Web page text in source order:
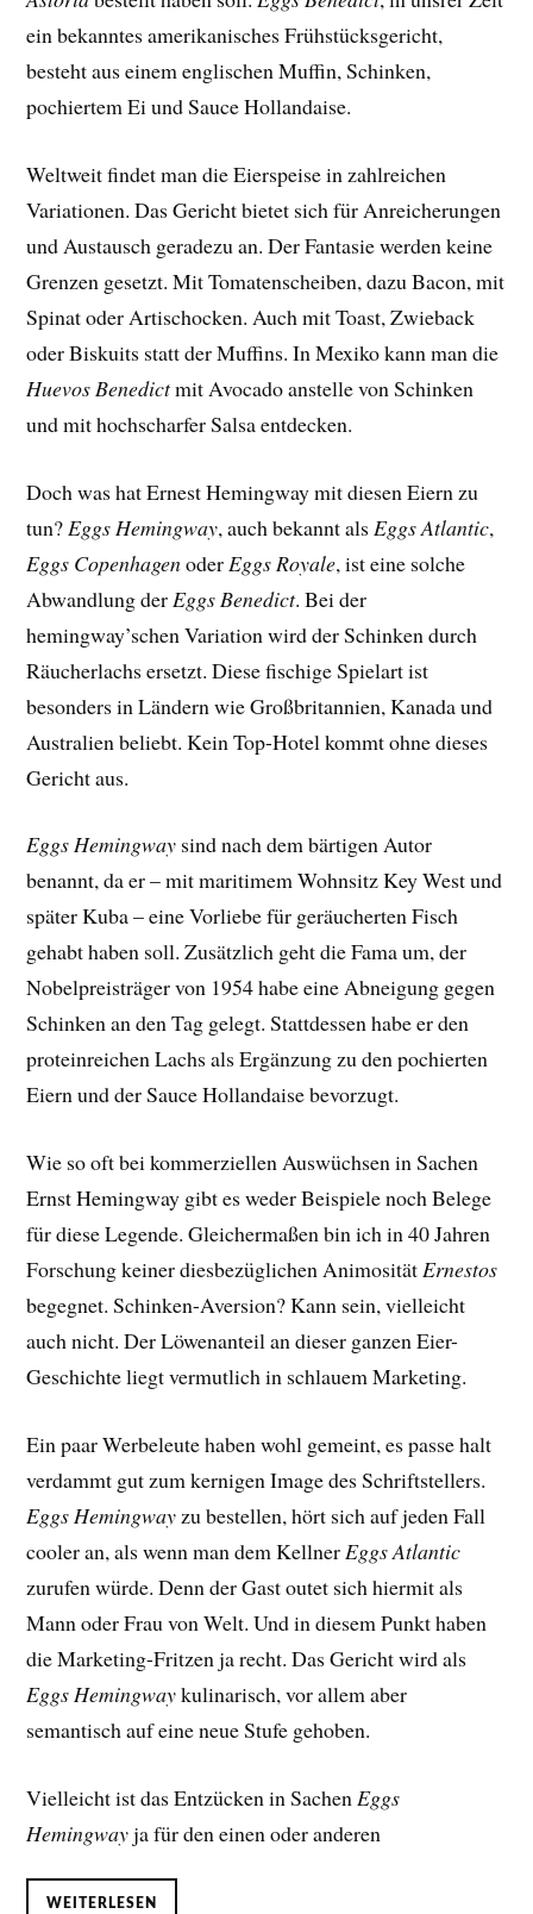
ein bekanntes amerikanisches Frühstücksgericht,
besteht aus einem englischen Muffin, Schinken,
pochiertem Ei und Sauce Hollandaise.
Weltweit findet man die Eierspeise in zahlreichen
Variationen. Das Gericht bietet sich für Anreicherungen
und Austausch geradezu an. Der Fantasie werden keine
Grenzen gesetzt. Mit Tomatenscheiben, dazu Bacon, mit
Spinat oder Artischocken. Auch mit Toast, Zwieback
oder Biskuits statt der Muffins. In Mexiko kann man die
Huevos Benedictmit Avocado anstelle von Schinken
und mit hochscharfer Salsa entdecken.
Doch was hat Ernest Hemingway mit diesen Eiern zu
tun? Eggs Hemingway, auch bekannt als Eggs Atlantic,
Eggs Copenhagenoder Eggs Royale, ist eine solche
Abwandlung der Eggs Benedict. Bei der
hemingway’schen Variation wird der Schinken durch
Räucherlachs ersetzt. Diese fischige Spielart ist
besonders in Ländern wie Großbritannien, Kanada und
Australien beliebt. Kein Top-Hotel kommt ohne dieses
Gericht aus.
Eggs Hemingway sind nach dem bärtigen Autor
benannt, da er – mit maritimem Wohnsitz Key West und
später Kuba – eine Vorliebe für geräucherten Fisch
gehabt haben soll. Zusätzlich geht die Fama um, der
Nobelpreisträger von 1954 habe eine Abneigung gegen
Schinken an den Tag gelegt. Stattdessen habe er den
proteinreichen Lachs als Ergänzung zu den pochierten
Eiern und der Sauce Hollandaise bevorzugt.
Wie so oft bei kommerziellen Auswüchsen in Sachen
Ernst Hemingway gibt es weder Beispiele noch Belege
für diese Legende. Gleichermaßen bin ich in 40 Jahren
Forschung keiner diesbezüglichen AnimositätErnestos
begegnet. Schinken-Aversion? Kann sein, vielleicht
auch nicht. Der Löwenanteil an dieser ganzen Eier-
Geschichte liegt vermutlich in schlauem Marketing.
Ein paar Werbeleute haben wohl gemeint, es passe halt
verdammt gut zum kernigen Image des Schriftstellers.
Eggs Hemingwayzu bestellen, hört sich auf jeden Fall
cooler an, als wenn man dem KellnerEggs Atlantic
zurufen würde. Denn der Gast outet sich hiermit als
Mann oder Frau von Welt. Und in diesem Punkt haben
die Marketing-Fritzen ja recht. Das Gericht wird als
Eggs Hemingwaykulinarisch, vor allem aber
semantisch auf eine neue Stufe gehoben.
Vielleicht ist das Entzücken in Sachen Eggs
Hemingwayja für den einen oder anderen
WEITERLESEN